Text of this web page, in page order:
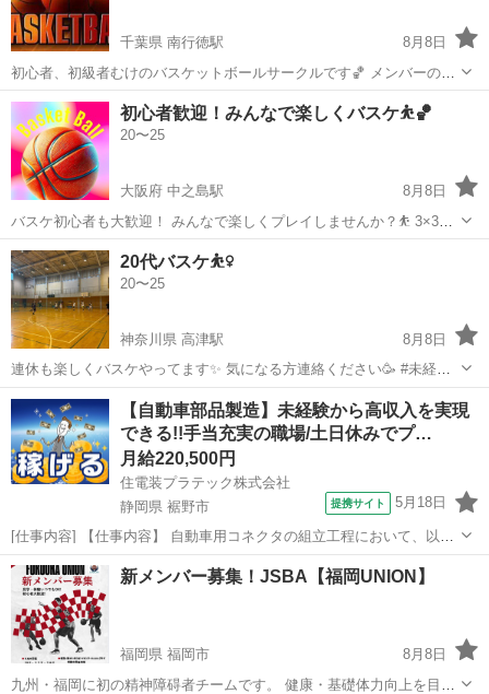
千葉県 南行徳駅
8月8日
初心者、初級者むけのバスケットボールサークルです🏀 メンバーのみ
んなと共に成長しているサークルですので、参加しやすいと思います
😊 学校の体育館を、年間で借りているので、練習場所に困ることはあ
りません！ 経験者の方は回り...
千葉 市川市 南行徳駅 バスケットボール サークル
初心者歓迎！みんなで楽しくバスケ⛹️🏀
20〜25
大阪府 中之島駅
8月8日
バスケ初心者も大歓迎！ みんなで楽しくプレイしませんか？⛹️ 3×3で
気軽に汗を流してリフレッシュ！ 男女問わず楽しめるメンバー募集中
👍 応募する際は、以下を教えてください！ 🏀年齢 🏀職業 🏀出身 🏀住
まい（独り暮らし...
大阪 大阪市 中之島駅
20代バスケ⛹️‍♀️
20〜25
神奈川県 高津駅
8月8日
連休も楽しくバスケやってます✨ 気になる方連絡ください🥳 #未経験
歓迎 #20代社会人 9日(日)18-21時@高津 10日(月)18.5-21時@高津 12日
(水)19-21時@二子玉
神奈川 川崎市 高津駅 バスケットボール
【自動車部品製造】未経験から高収入を実現
できる!!手当充実の職場/土日休みでプ…
月給220,500円
住電装プラテック株式会社
静岡県 裾野市
提携サイト 5月18日
[仕事内容] 【仕事内容】 自動車用コネクタの組立工程において、以下
業務をお願いいたします。 ■生産設備の操作（射出成型機やプレス
機、組立機など） ■生産段取り ■箱替え ■材料供給及び補助作業 （業
務の変更の範囲） 会社...
静岡 裾野市
新メンバー募集！JSBA【福岡UNION】
福岡県 福岡市
8月8日
九州・福岡に初の精神障碍者チームです。 健康・基礎体力向上を目的